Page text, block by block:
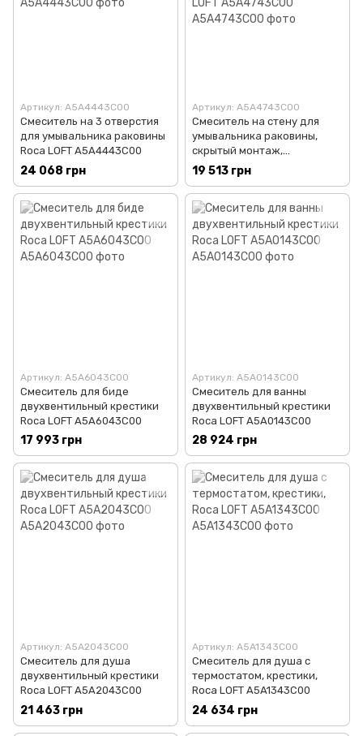
Артикул: A5A4443C00
Смеситель на 3 отверстия
для умывальника раковины
Roca LOFT A5A4443C00
24 068 грн
Артикул: A5A4743C00
Смеситель на стену для
умывальника раковины,
скрытый монтаж,
двухвентильный, Roca LOFT
A5A4743C00
19 513 грн
Артикул: A5A6043C00
Смеситель для биде
двухвентильный крестики
Roca LOFT A5A6043C00
17 993 грн
Артикул: A5A0143C00
Смеситель для ванны
двухвентильный крестики
Roca LOFT A5A0143C00
28 924 грн
Артикул: A5A2043C00
Смеситель для душа
двухвентильный крестики
Roca LOFT A5A2043C00
21 463 грн
Артикул: A5A1343C00
Смеситель для душа с
термостатом, крестики,
Roca LOFT A5A1343C00
24 634 грн